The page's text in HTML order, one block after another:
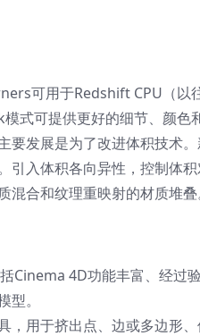
可用于Redshift CPU（以
式可提供更好的细节、颜色
要发展是为了改进体积技术
引入体积各向异性，控制体积
混合和纹理重映射的材质堆叠
Cinema 4D功能丰富、经过
型。
，用于挤出点、边或多边形